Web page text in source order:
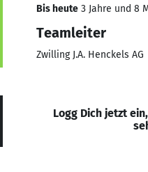
Bis heute 3 Jahre und 8
Teamleiter
Zwilling J.A. Henckels AG
Logg Dich jetzt